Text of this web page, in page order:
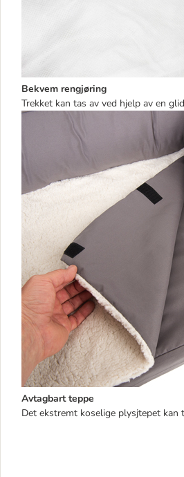
Bekvem rengjøring
Trekket kan tas av ved hjelp av en
Avtagbart teppe
Det ekstremt koselige plysjtepet